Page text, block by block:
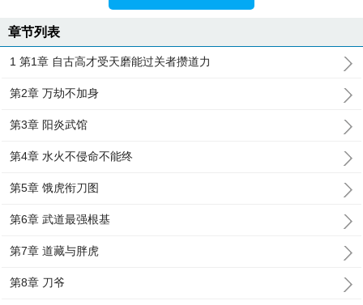
章节列表
1 第1章 自古高才受天磨能过关者攒道力
第2章 万劫不加身
第3章 阳炎武馆
第4章 水火不侵命不能终
第5章 饿虎衔刀图
第6章 武道最强根基
第7章 道藏与胖虎
第8章 刀爷